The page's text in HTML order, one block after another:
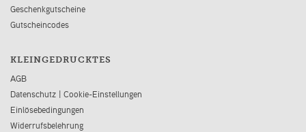
Geschenkgutscheine
Gutscheincodes
KLEINGEDRUCKTES
AGB
Datenschutz | Cookie-Einstellungen
Einlösebedingungen
Widerrufsbelehrung